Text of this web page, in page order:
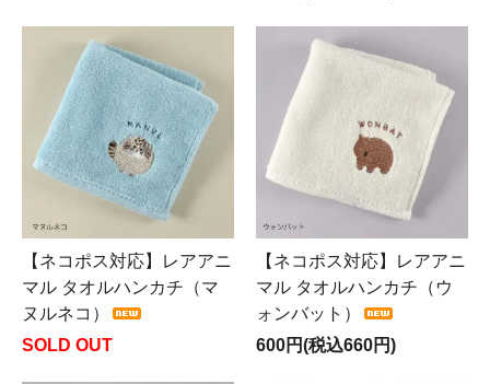
【ネコポス対応】レアアニ
マル タオルハンカチ（マ
ヌルネコ）
SOLD OUT
【ネコポス対応】レアアニ
マル タオルハンカチ（ウ
ォンバット）
600円(税込660円)